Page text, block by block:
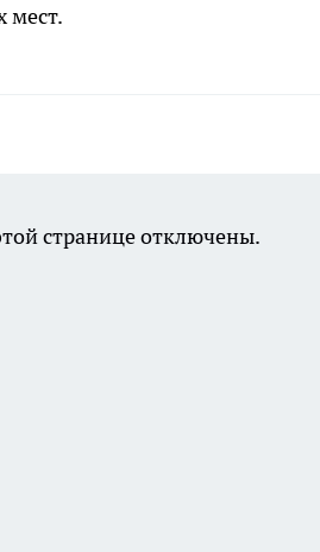
мест.
странице отключены.